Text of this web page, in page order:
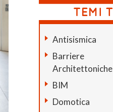
Antisismica
Barriere
Architettoniche
BIM
Domotica